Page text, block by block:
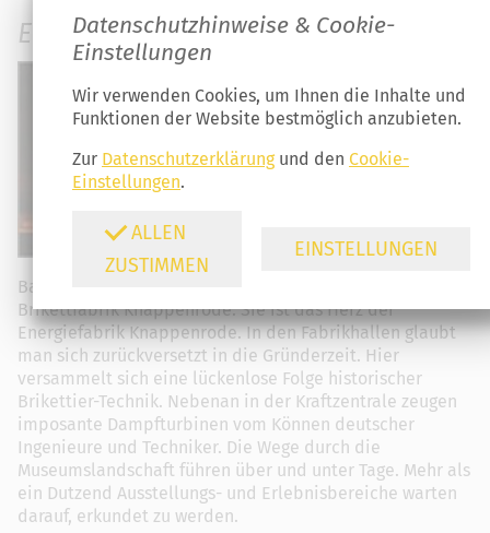
Energiefabrik Knappenrode
Backsteinrot leuchtet die Fassade der 100-jährigen
Brikettfabrik Knappenrode. Sie ist das Herz der
Energiefabrik Knappenrode. In den Fabrikhallen glaubt
man sich zurückversetzt in die Gründerzeit. Hier
versammelt sich eine lückenlose Folge historischer
Brikettier-Technik. Nebenan in der Kraftzentrale zeugen
imposante Dampfturbinen vom Können deutscher
Ingenieure und Techniker. Die Wege durch die
Museumslandschaft führen über und unter Tage. Mehr als
ein Dutzend Ausstellungs- und Erlebnisbereiche warten
darauf, erkundet zu werden.
Datenschutzhinweise & Cookie-
Einstellungen
Wir verwenden Cookies, um Ihnen die Inhalte und
Funktionen der Website bestmöglich anzubieten.
Zur Datenschutzerklärungund den Cookie-
Einstellungen.
ALLEN
ZUSTIMMEN
EINSTELLUNGEN